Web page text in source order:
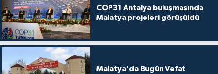
COP31 Antalya buluşmasında
Malatya projeleri görüşüldü
Malatya'da Bugün Vefat